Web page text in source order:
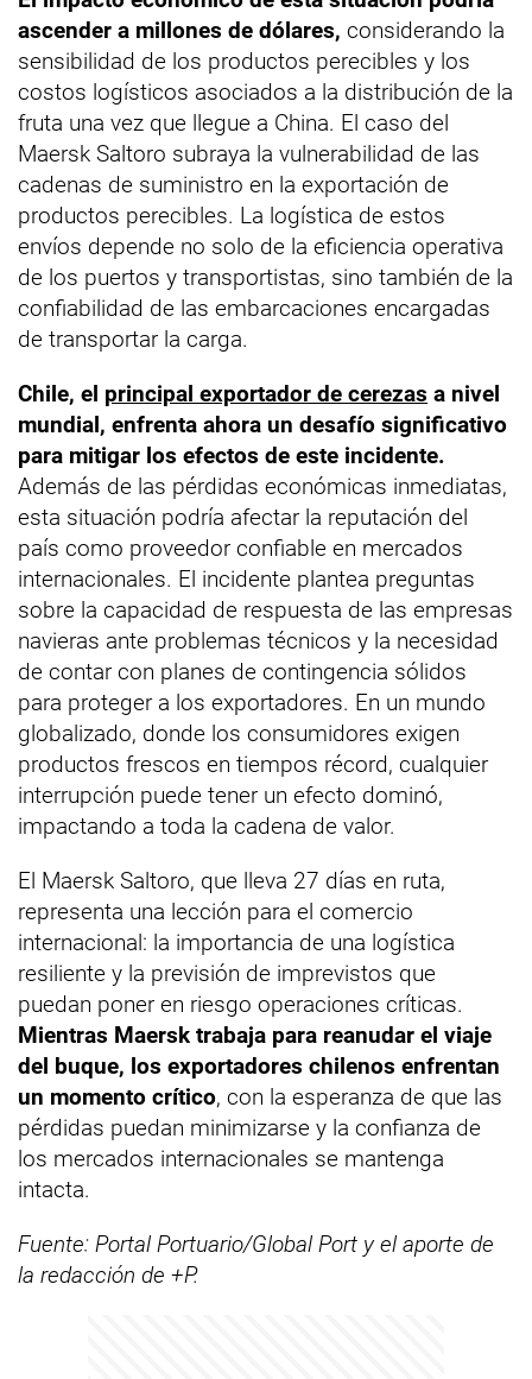
ascender a millones de dólares, considerando la
sensibilidad de los productos perecibles y los
costos logísticos asociados a la distribución de la
fruta una vez que llegue a China. El caso del
Maersk Saltoro subraya la vulnerabilidad de las
cadenas de suministro en la exportación de
productos perecibles. La logística de estos
envíos depende no solo de la eficiencia operativa
de los puertos y transportistas, sino también de la
confiabilidad de las embarcaciones encargadas
de transportar la carga.
Chile, el principal exportador de cerezas a nivel
mundial, enfrenta ahora un desafío significativo
para mitigar los efectos de este incidente.
Además de las pérdidas económicas inmediatas,
esta situación podría afectar la reputación del
país como proveedor confiable en mercados
internacionales. El incidente plantea preguntas
sobre la capacidad de respuesta de las empresas
navieras ante problemas técnicos y la necesidad
de contar con planes de contingencia sólidos
para proteger a los exportadores. En un mundo
globalizado, donde los consumidores exigen
productos frescos en tiempos récord, cualquier
interrupción puede tener un efecto dominó,
impactando a toda la cadena de valor.
El Maersk Saltoro, que lleva 27 días en ruta,
representa una lección para el comercio
internacional: la importancia de una logística
resiliente y la previsión de imprevistos que
puedan poner en riesgo operaciones críticas.
Mientras Maersk trabaja para reanudar el viaje
del buque, los exportadores chilenos enfrentan
un momento crítico, con la esperanza de que las
pérdidas puedan minimizarse y la confianza de
los mercados internacionales se mantenga
intacta.
Fuente: Portal Portuario/Global Port y el aporte de
la redacción de +P.